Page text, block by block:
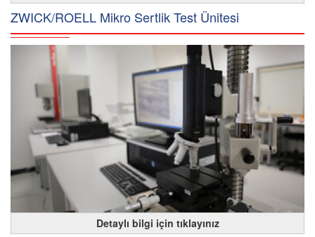
ZWICK/ROELL Mikro Sertlik Test Ünitesi
Detaylı bilgi için tıklayınız